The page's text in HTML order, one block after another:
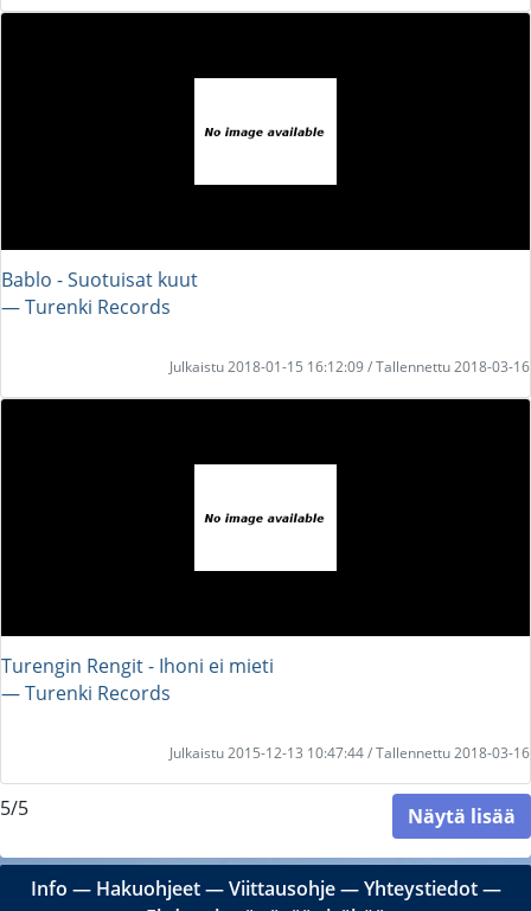
Bablo - Suotuisat kuut
― Turenki Records
Julkaistu 2018-01-15 16:12:09 / Tallennettu 2018-03-16
Turengin Rengit - Ihoni ei mieti
― Turenki Records
Julkaistu 2015-12-13 10:47:44 / Tallennettu 2018-03-16
5/5 Näytä lisää
Info ― Hakuohjeet―Viittausohje―Yhteystiedot―